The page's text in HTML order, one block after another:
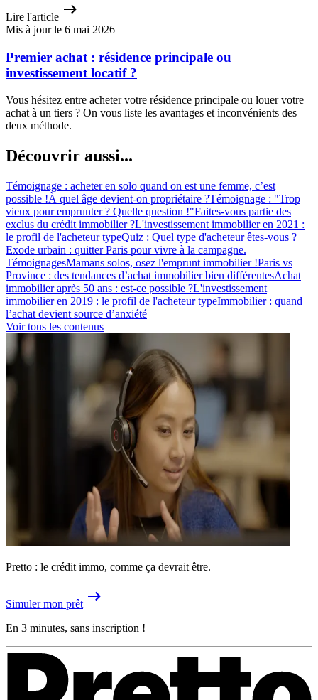
Lire l'article
Mis à jour le 6 mai 2026
Premier achat : résidence principale ou
investissement locatif ?
Vous hésitez entre acheter votre résidence principale ou louer votre
achat à un tiers ? On vous liste les avantages et inconvénients des
deux méthode.
Découvrir aussi...
Témoignage : acheter en solo quand on est une femme, c’est
possible !À quel âge devient-on propriétaire ?Témoignage : "Trop
vieux pour emprunter ? Quelle question !"Faites-vous partie des
exclus du crédit immobilier ?L'investissement immobilier en 2021 :
le profil de l'acheteur typeQuiz : Quel type d'acheteur êtes-vous ?
Exode urbain : quitter Paris pour vivre à la campagne.
TémoignagesMamans solos, osez l'emprunt immobilier !Paris vs
Province : des tendances d’achat immobilier bien différentesAchat
immobilier après 50 ans : est-ce possible ?L'investissement
immobilier en 2019 : le profil de l'acheteur typeImmobilier : quand
l’achat devient source d’anxiété
Voir tous les contenus
Pretto : le crédit immo, comme ça devrait être.
Simuler mon prêt
En 3 minutes, sans inscription !